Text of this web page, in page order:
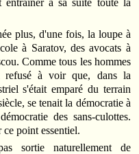
entraîner à sa suite toute la
plus, d'une fois, la loupe à
à Saratov, des avocats à
Comme tous les hommes
refusé à voir que, dans la
s'était emparé du terrain
se tenait la démocratie à
des sans-culottes.
ce point essentiel.
sortie naturellement de